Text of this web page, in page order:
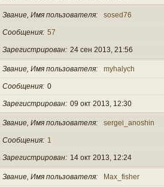
Звание, Имя пользователя sosed76
Сообщения 57
Зарегистрирован 24 сен 2013, 21:56
Звание, Имя пользователя myhalych
Сообщения 0
Зарегистрирован 09 окт 2013, 12:30
Звание, Имя пользователя sergei_anoshin
Сообщения 1
Зарегистрирован 14 окт 2013, 12:24
Звание, Имя пользователя Max_fisher